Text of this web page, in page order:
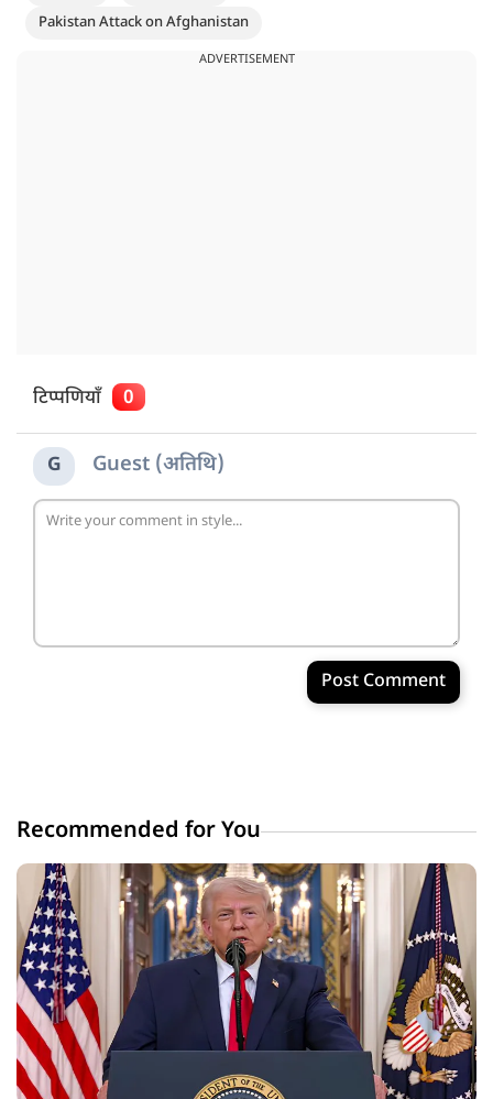
Pakistan Attack on Afghanistan
ADVERTISEMENT
टिप्पणियाँ 0
G Guest (अतिथि)
Post Comment
Recommended for You